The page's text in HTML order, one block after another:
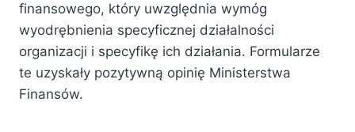
finansowego, który uwzględnia wymóg
wyodrębnienia specyficznej działalności
organizacji i specyfikę ich działania. Formularze
te uzyskały pozytywną opinię Ministerstwa
Finansów.